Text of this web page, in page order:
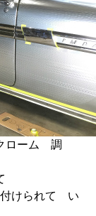
ローム 調
られて い